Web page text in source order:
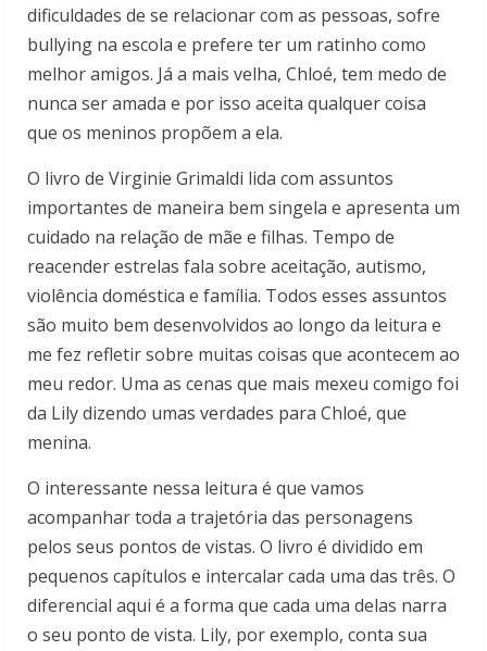
dificuldades de se relacionar com as pessoas, sofre
bullying na escola e prefere ter um ratinho como
melhor amigos. Já a mais velha, Chloé, tem medo de
nunca ser amada e por isso aceita qualquer coisa
que os meninos propõem a ela.
O livro de Virginie Grimaldi lida com assuntos
importantes de maneira bem singela e apresenta um
cuidado na relação de mãe e filhas. Tempo de
reacender estrelas fala sobre aceitação, autismo,
violência doméstica e família. Todos esses assuntos
são muito bem desenvolvidos ao longo da leitura e
me fez refletir sobre muitas coisas que acontecem ao
meu redor. Uma as cenas que mais mexeu comigo foi
da Lily dizendo umas verdades para Chloé, que
menina.
O interessante nessa leitura é que vamos
acompanhar toda a trajetória das personagens
pelos seus pontos de vistas. O livro é dividido em
pequenos capítulos e intercalar cada uma das três. O
diferencial aqui é a forma que cada uma delas narra
o seu ponto de vista. Lily, por exemplo, conta sua